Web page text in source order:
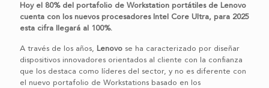
Hoy el 80% del portafolio de Workstation portátiles de Lenovo
cuenta con los nuevos procesadores Intel Core Ultra, para 2025
esta cifra llegará al 100%.
A través de los años, Lenovo se ha caracterizado por diseñar
dispositivos innovadores orientados al cliente con la confianza
que los destaca como líderes del sector, y no es diferente con
el nuevo portafolio de Workstations basado en los